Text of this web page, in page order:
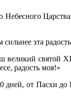
Небесного
эта
великий
ра­дость моя!»
от Пасхи